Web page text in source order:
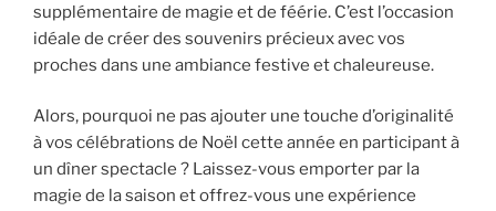
supplémentaire de magie et de féérie. C’est l’occasion
idéale de créer des souvenirs précieux avec vos
proches dans une ambiance festive et chaleureuse.
Alors, pourquoi ne pas ajouter une touche d’originalité
à vos célébrations de Noël cette année en participant à
un dîner spectacle ? Laissez-vous emporter par la
magie de la saison et offrez-vous une expérience